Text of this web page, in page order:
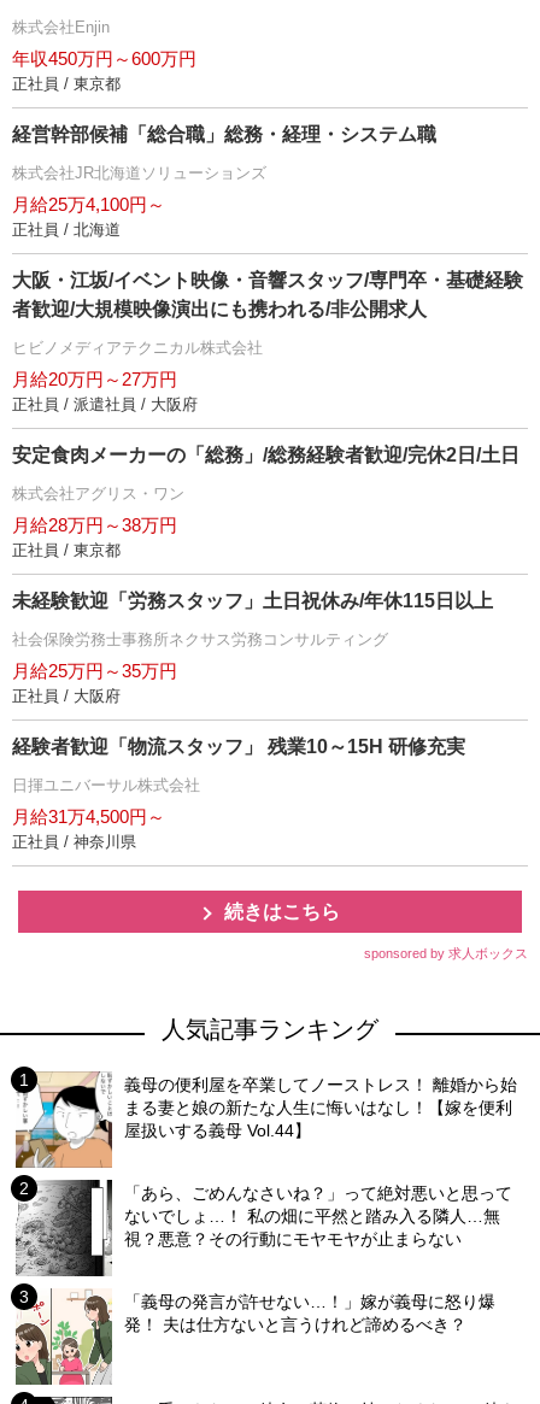
株式会社Enjin
年収450万円～600万円
正社員 / 東京都
経営幹部候補「総合職」総務・経理・システム職
株式会社JR北海道ソリューションズ
月給25万4,100円～
正社員 / 北海道
大阪・江坂/イベント映像・音響スタッフ/専門卒・基礎経験
者歓迎/大規模映像演出にも携われる/非公開求人
ヒビノメディアテクニカル株式会社
月給20万円～27万円
正社員 / 派遣社員 / 大阪府
安定食肉メーカーの「総務」/総務経験者歓迎/完休2日/土日
株式会社アグリス・ワン
月給28万円～38万円
正社員 / 東京都
未経験歓迎「労務スタッフ」土日祝休み/年休115日以上
社会保険労務士事務所ネクサス労務コンサルティング
月給25万円～35万円
正社員 / 大阪府
経験者歓迎「物流スタッフ」 残業10～15H 研修充実
日揮ユニバーサル株式会社
月給31万4,500円～
正社員 / 神奈川県
続きはこちら
sponsored by 求人ボックス
人気記事ランキング
義母の便利屋を卒業してノーストレス！ 離婚から始
まる妻と娘の新たな人生に悔いはなし！【嫁を便利
屋扱いする義母 Vol.44】
「あら、ごめんなさいね？」って絶対悪いと思って
ないでしょ…！ 私の畑に平然と踏み入る隣人…無
視？悪意？その行動にモヤモヤが止まらない
「義母の発言が許せない…！」嫁が義母に怒り爆
発！ 夫は仕方ないと言うけれど諦めるべき？